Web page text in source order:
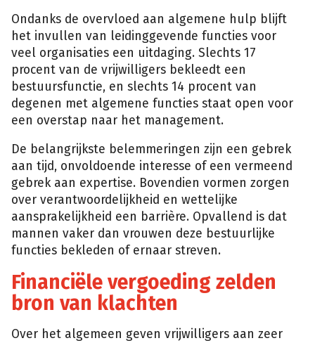
Ondanks de overvloed aan algemene hulp blijft
het invullen van leidinggevende functies voor
veel organisaties een uitdaging. Slechts 17
procent van de vrijwilligers bekleedt een
bestuursfunctie, en slechts 14 procent van
degenen met algemene functies staat open voor
een overstap naar het management.
De belangrijkste belemmeringen zijn een gebrek
aan tijd, onvoldoende interesse of een vermeend
gebrek aan expertise. Bovendien vormen zorgen
over verantwoordelijkheid en wettelijke
aansprakelijkheid een barrière. Opvallend is dat
mannen vaker dan vrouwen deze bestuurlijke
functies bekleden of ernaar streven.
Financiële vergoeding zelden
bron van klachten
Over het algemeen geven vrijwilligers aan zeer